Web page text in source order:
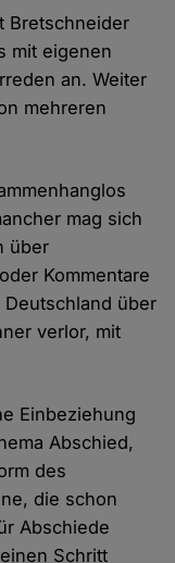
Bretschneider
mit eigenen
an. Weiter
mehreren
mag sich
über
Kommentare
über
verlor, mit
Einbeziehung
Abschied,
des
die schon
Abschiede
Schritt